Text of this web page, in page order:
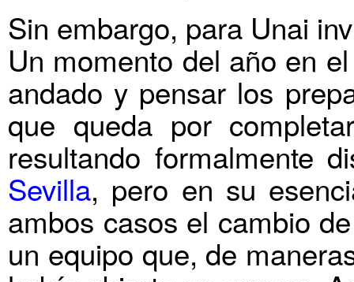
Sin embargo, para Unai
Un momento del año en
andado y pensar los
que queda por
resultando formalmente
Sevilla, pero en su
ambos casos el cambio
un equipo que, de